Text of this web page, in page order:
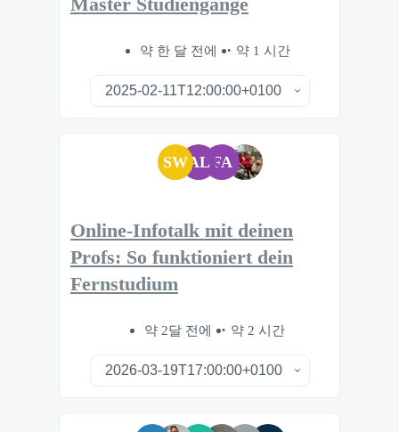
Master Studiengänge
약 한 달 전에 약 1 시간
SWAL FA
Online-Infotalk mit deinen
Profs: So funktioniert dein
Fernstudium
약 2달 전에 약 2 시간